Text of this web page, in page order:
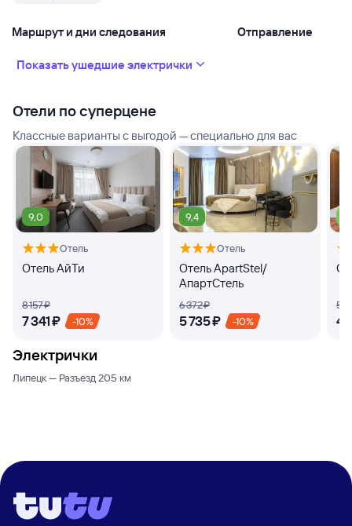
Маршрут и дни следования Отправление
Показать ушедшие электрички
Отели по суперцене
Классные варианты с выгодой — специально для вас
9,0
Отель
Отель АйТи
8 ⁠157 ⁠₽
7 ⁠341 ⁠₽ -10%
9,4
Отель
Отель ApartStel/
АпартСтель
6 ⁠372 ⁠₽
5 ⁠735 ⁠₽ -10%
5
4
Электрички
Липецк — Разъезд 205 км